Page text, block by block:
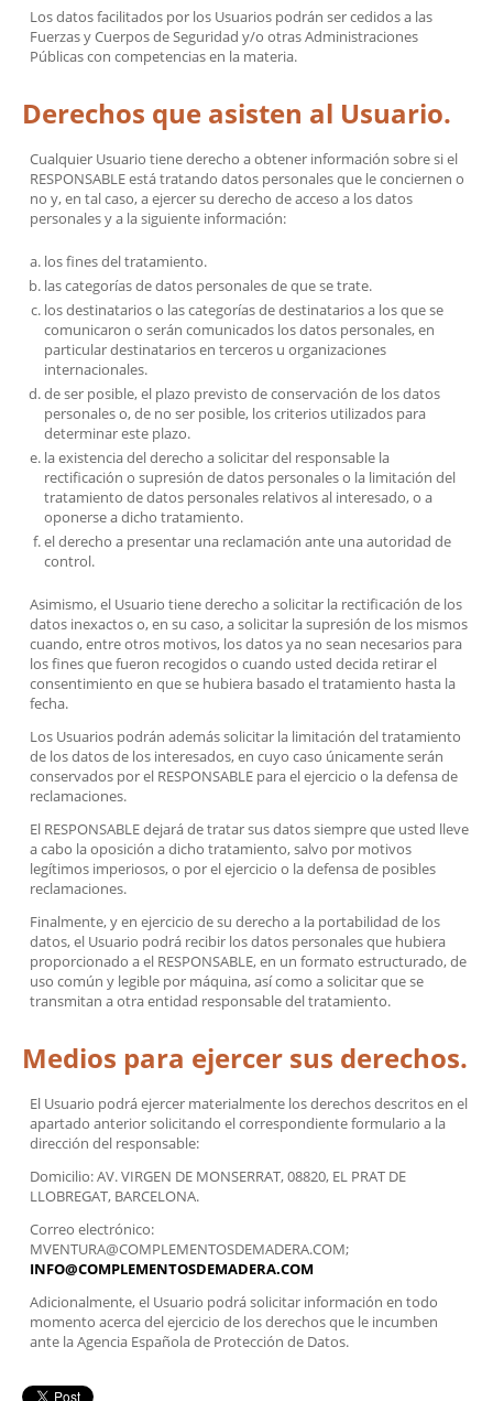
Los datos facilitados por los Usuarios podrán ser cedidos a las
Fuerzas y Cuerpos de Seguridad y/o otras Administraciones
Públicas con competencias en la materia.
Derechos que asisten al Usuario.
Cualquier Usuario tiene derecho a obtener información sobre si el
RESPONSABLE está tratando datos personales que le conciernen o
no y, en tal caso, a ejercer su derecho de acceso a los datos
personales y a la siguiente información:
los fines del tratamiento.
las categorías de datos personales de que se trate.
los destinatarios o las categorías de destinatarios a los que se
comunicaron o serán comunicados los datos personales, en
particular destinatarios en terceros u organizaciones
internacionales.
de ser posible, el plazo previsto de conservación de los datos
personales o, de no ser posible, los criterios utilizados para
determinar este plazo.
la existencia del derecho a solicitar del responsable la
rectificación o supresión de datos personales o la limitación del
tratamiento de datos personales relativos al interesado, o a
oponerse a dicho tratamiento.
el derecho a presentar una reclamación ante una autoridad de
control.
Asimismo, el Usuario tiene derecho a solicitar la rectificación de los
datos inexactos o, en su caso, a solicitar la supresión de los mismos
cuando, entre otros motivos, los datos ya no sean necesarios para
los fines que fueron recogidos o cuando usted decida retirar el
consentimiento en que se hubiera basado el tratamiento hasta la
fecha.
Los Usuarios podrán además solicitar la limitación del tratamiento
de los datos de los interesados, en cuyo caso únicamente serán
conservados por el RESPONSABLE para el ejercicio o la defensa de
reclamaciones.
El RESPONSABLE dejará de tratar sus datos siempre que usted lleve
a cabo la oposición a dicho tratamiento, salvo por motivos
legítimos imperiosos, o por el ejercicio o la defensa de posibles
reclamaciones.
Finalmente, y en ejercicio de su derecho a la portabilidad de los
datos, el Usuario podrá recibir los datos personales que hubiera
proporcionado a el RESPONSABLE, en un formato estructurado, de
uso común y legible por máquina, así como a solicitar que se
transmitan a otra entidad responsable del tratamiento.
Medios para ejercer sus derechos.
El Usuario podrá ejercer materialmente los derechos descritos en el
apartado anterior solicitando el correspondiente formulario a la
dirección del responsable:
Domicilio: AV. VIRGEN DE MONSERRAT, 08820, EL PRAT DE
LLOBREGAT, BARCELONA.
Correo electrónico:
MVENTURA@COMPLEMENTOSDEMADERA.COM;
INFO@COMPLEMENTOSDEMADERA.COM
Adicionalmente, el Usuario podrá solicitar información en todo
momento acerca del ejercicio de los derechos que le incumben
ante la Agencia Española de Protección de Datos.